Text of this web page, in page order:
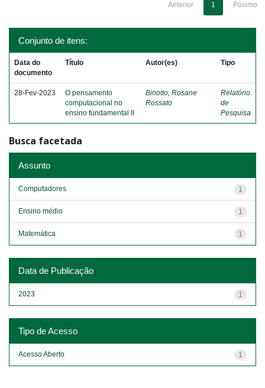
Anterior 1 Póximo
Conjunto de itens:
Data do
documento
Título Autor(es) Tipo
28-Fev-2023
O pensamento
computacional no
ensino fundamental II
Binotto, Rosane
Rossato
Relatório
de
Pesquisa
Busca facetada
Assunto
1
Computadores
1
Ensino médio
1
Matemática
Data de Publicação
1
2023
Tipo de Acesso
1
Acesso Aberto